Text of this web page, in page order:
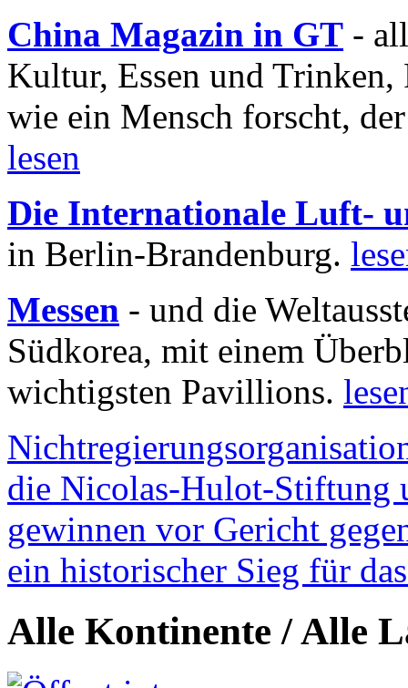
China Magazin in GT -
Kultur, Essen und
wie ein Mensch forscht,
lesen
Die Internationale Luft-
in Berlin-Brandenburg.
Messen - und die
Südkorea, mit einem
wichtigsten Pavillions.
die Nicolas-Hulot-Stiftung
gewinnen vor Gericht
ein historischer Sieg für
Alle Kontinente / Alle